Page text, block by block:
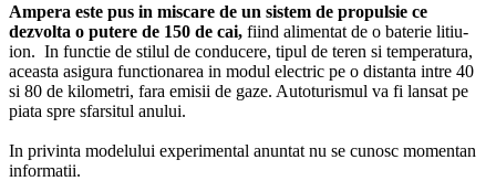
Ampera este pus in miscare de un sistem de propulsie ce
dezvolta o putere de 150 de cai, fiind alimentat de o baterie litiu-
ion. In functie de stilul de conducere, tipul de teren si temperatura,
aceasta asigura functionarea in modul electric pe o distanta intre 40
si 80 de kilometri, fara emisii de gaze. Autoturismul va fi lansat pe
piata spre sfarsitul anului.
In privinta modelului experimental anuntat nu se cunosc momentan
informatii.